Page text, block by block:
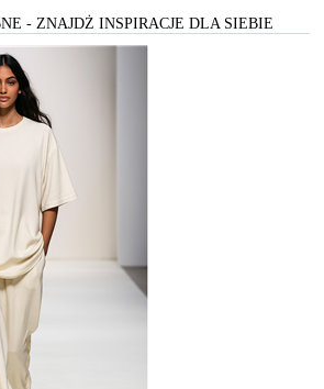
- ZNAJDŻ INSPIRACJE DLA SIEBIE